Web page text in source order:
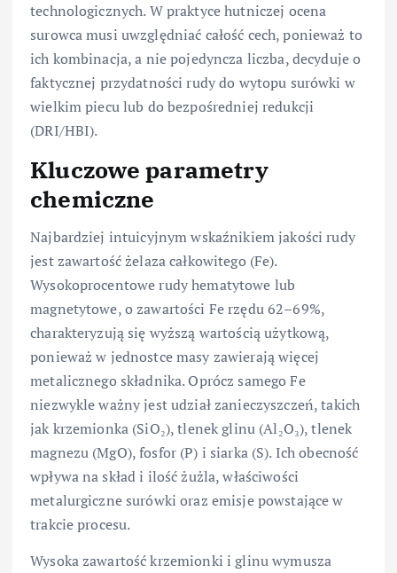
technologicznych. W praktyce hutniczej ocena
surowca musi uwzględniać całość cech, ponieważ to
ich kombinacja, a nie pojedyncza liczba, decyduje o
faktycznej przydatności rudy do wytopu surówki w
wielkim piecu lub do bezpośredniej redukcji
(DRI/HBI).
Kluczowe parametry
chemiczne
Najbardziej intuicyjnym wskaźnikiem jakości rudy
jest zawartość żelaza całkowitego (Fe).
Wysokoprocentowe rudy hematytowe lub
magnetytowe, o zawartości Fe rzędu 62–69%,
charakteryzują się wyższą wartością użytkową,
ponieważ w jednostce masy zawierają więcej
metalicznego składnika. Oprócz samego Fe
niezwykle ważny jest udział zanieczyszczeń, takich
jak krzemionka (SiO₂), tlenek glinu (Al₂O₃), tlenek
magnezu (MgO), fosfor (P) i siarka (S). Ich obecność
wpływa na skład i ilość żużla, właściwości
metalurgiczne surówki oraz emisje powstające w
trakcie procesu.
Wysoka zawartość krzemionki i glinu wymusza